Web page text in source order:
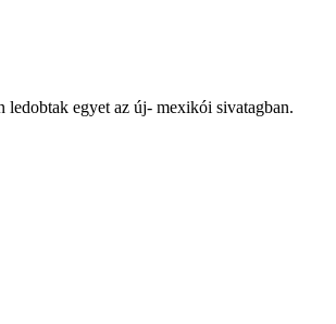
ledobtak egyet az új- mexikói sivatagban.